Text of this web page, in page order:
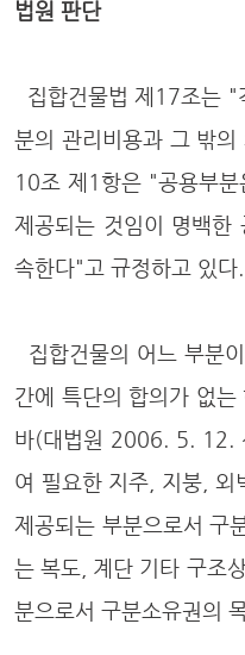
법원 판단
분의 관리비용과 그 밖
10조 제1항은 "공용부분
제공되는 것임이 명백한
속한다"고 규정하고 있다.
간에 특단의 합의가 없는
바(대법원 2006. 5. 12.
여 필요한 지주, 지붕, 외
제공되는 부분으로서 구
는 복도, 계단 기타 구조
분으로서 구분소유권의